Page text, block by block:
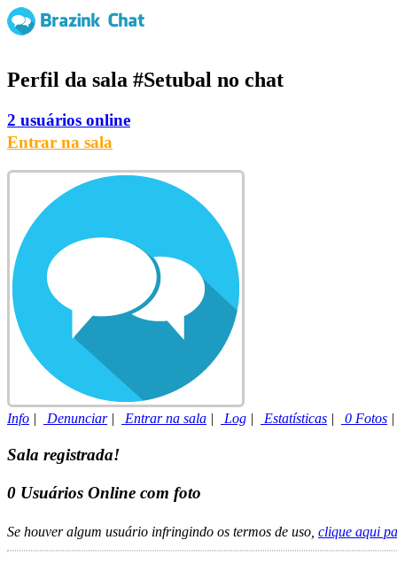
Perfil da sala #Setubal no chat
2 usuários online
Entrar na sala
Info | Denunciar| Entrar na sala | Log | Estatísticas | 0 Fotos
Sala registrada!
0 Usuários Online com foto
Se houver algum usuário infringindo os termos de uso, clique aqui